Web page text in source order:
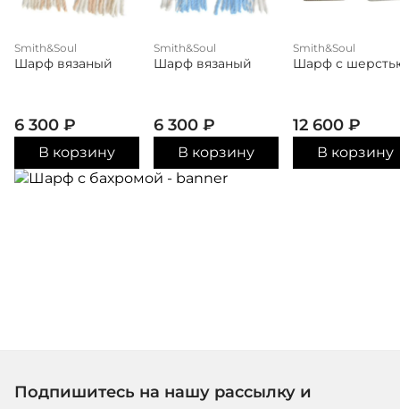
Smith&Soul
Шарф вязаный
6 300 ₽
В корзину
Smith&Soul
Шарф вязаный
6 300 ₽
В корзину
Smith&Soul
Шарф с
12 600 ₽
В корзину
Подпишитесь на нашу рассылку и